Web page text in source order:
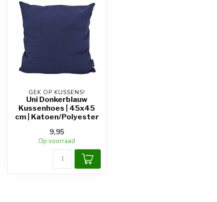
GEK OP KUSSENS!
Uni Donkerblauw
Kussenhoes | 45x45
cm | Katoen/Polyester
9,95
Op voorraad